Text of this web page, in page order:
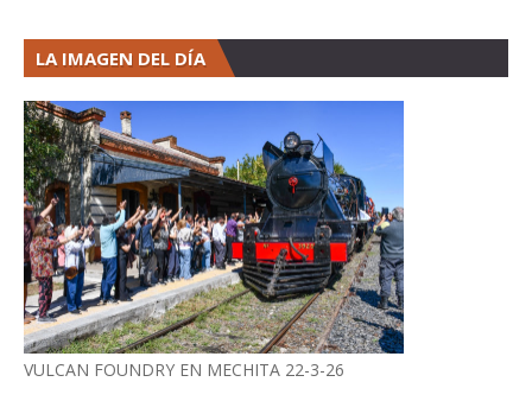
LA IMAGEN DEL DÍA
VULCAN FOUNDRY EN MECHITA 22-3-26